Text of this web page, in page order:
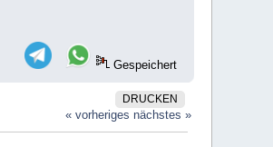
Gespeichert
DRUCKEN
« vorheriges nächstes »